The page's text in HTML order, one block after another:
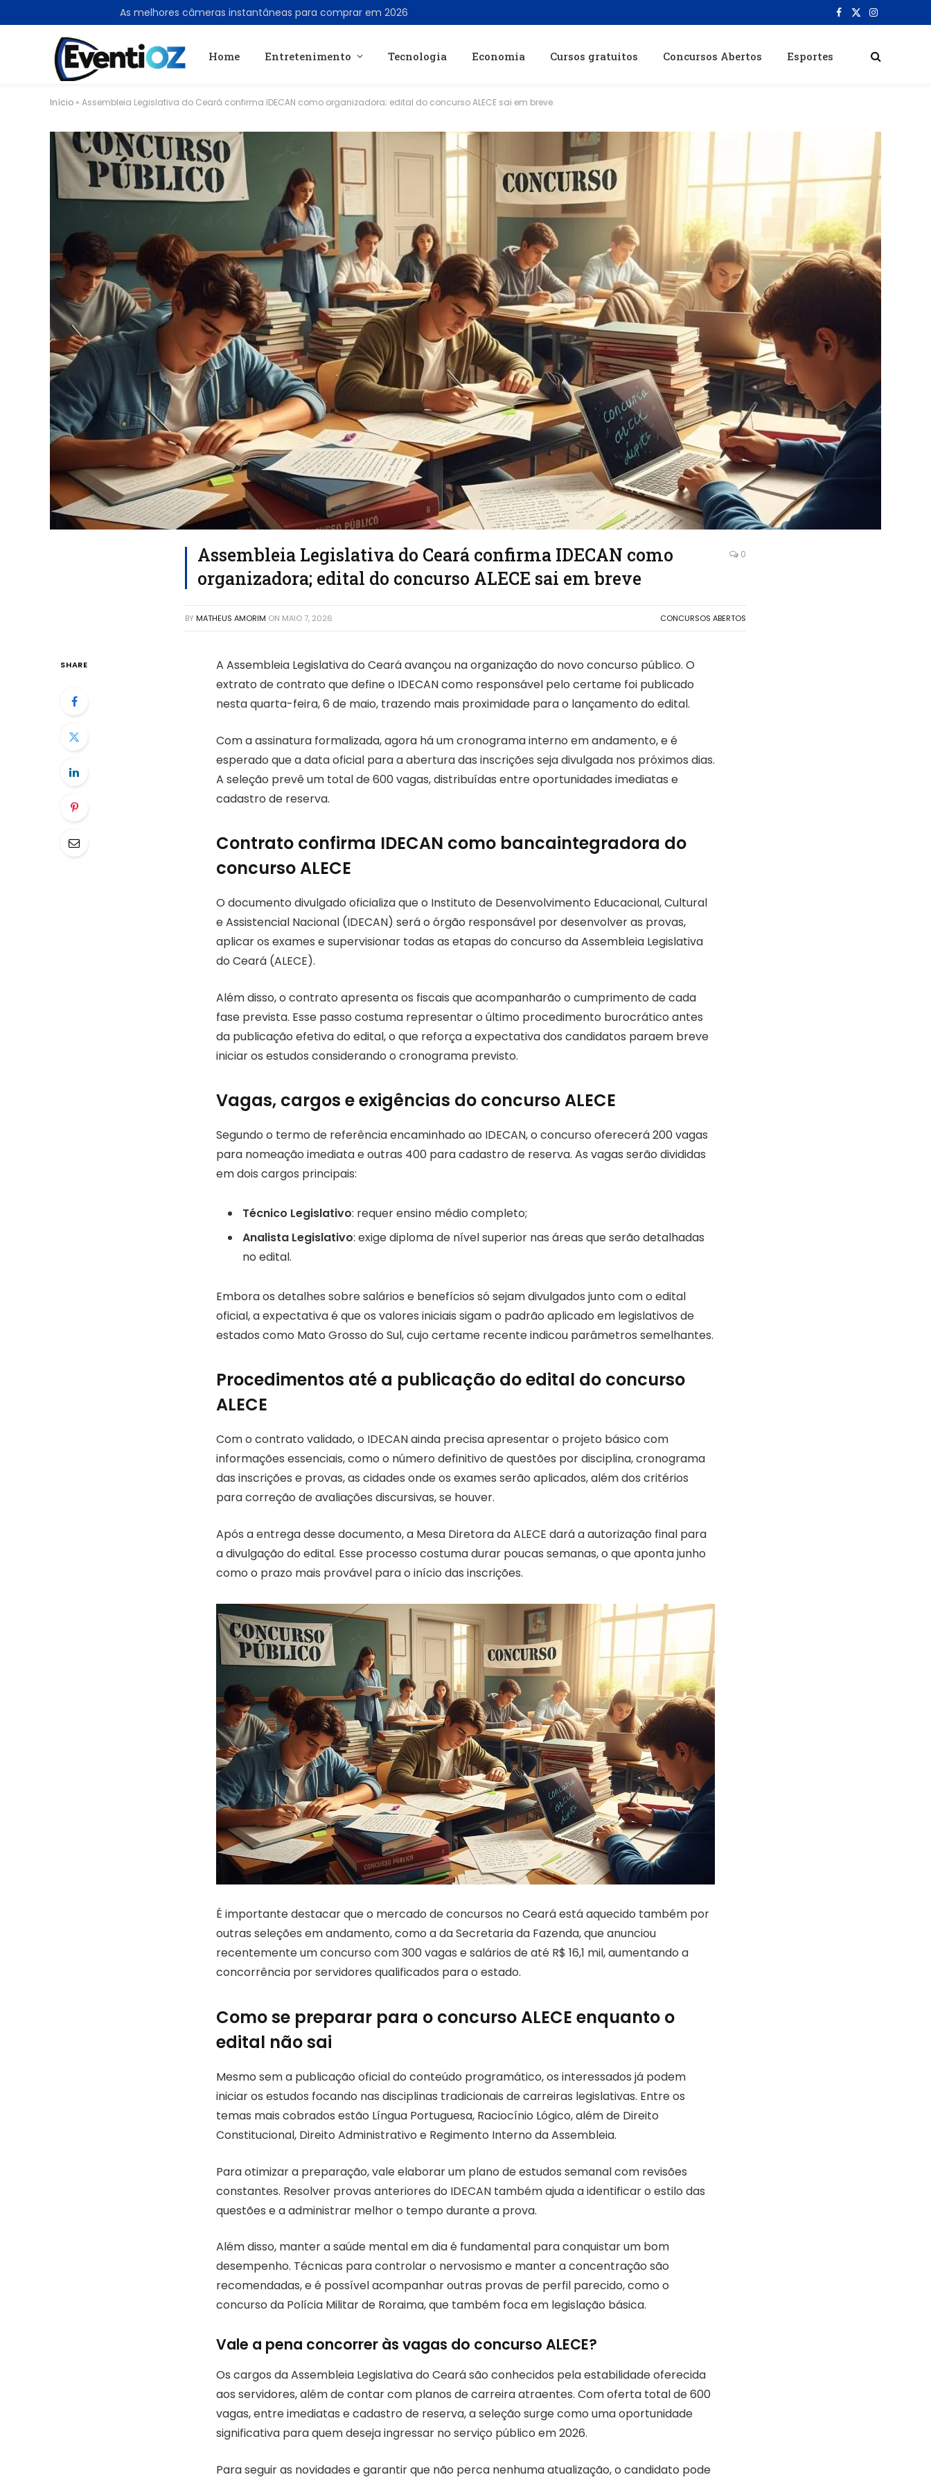
As melhores câmeras instantâneas para comprar em 2026 Facebook
X
Instagram
Home Entretenimento Tecnologia Economia Cursos gratuitos Concursos Abertos Esportes
Início » Assembleia Legislativa do Ceará confirma IDECAN como organizadora; edital do concurso ALECE sai em breve
Assembleia Legislativa do Ceará confirma IDECAN como
organizadora; edital do concurso ALECE sai em breve
0
BY MATHEUS AMORIM ON MAIO 7, 2026 CONCURSOS ABERTOS
SHARE
A Assembleia Legislativa do Ceará avançou na organização do novo concurso público. O
extrato de contrato que define o IDECAN como responsável pelo certame foi publicado
nesta quarta-feira, 6 de maio, trazendo mais proximidade para o lançamento do edital.
Com a assinatura formalizada, agora há um cronograma interno em andamento, e é
esperado que a data oficial para a abertura das inscrições seja divulgada nos próximos dias.
A seleção prevê um total de 600 vagas, distribuídas entre oportunidades imediatas e
cadastro de reserva.
Contrato confirma IDECAN como bancaintegradora do
concurso ALECE
O documento divulgado oficializa que o Instituto de Desenvolvimento Educacional, Cultural
e Assistencial Nacional (IDECAN) será o órgão responsável por desenvolver as provas,
aplicar os exames e supervisionar todas as etapas do concurso da Assembleia Legislativa
do Ceará (ALECE).
Além disso, o contrato apresenta os fiscais que acompanharão o cumprimento de cada
fase prevista. Esse passo costuma representar o último procedimento burocrático antes
da publicação efetiva do edital, o que reforça a expectativa dos candidatos paraem breve
iniciar os estudos considerando o cronograma previsto.
Vagas, cargos e exigências do concurso ALECE
Segundo o termo de referência encaminhado ao IDECAN, o concurso oferecerá 200 vagas
para nomeação imediata e outras 400 para cadastro de reserva. As vagas serão divididas
em dois cargos principais:
Técnico Legislativo: requer ensino médio completo;
Analista Legislativo: exige diploma de nível superior nas áreas que serão detalhadas
no edital.
Embora os detalhes sobre salários e benefícios só sejam divulgados junto com o edital
oficial, a expectativa é que os valores iniciais sigam o padrão aplicado em legislativos de
estados como Mato Grosso do Sul, cujo certame recente indicou parâmetros semelhantes.
Procedimentos até a publicação do edital do concurso
ALECE
Com o contrato validado, o IDECAN ainda precisa apresentar o projeto básico com
informações essenciais, como o número definitivo de questões por disciplina, cronograma
das inscrições e provas, as cidades onde os exames serão aplicados, além dos critérios
para correção de avaliações discursivas, se houver.
Após a entrega desse documento, a Mesa Diretora da ALECE dará a autorização final para
a divulgação do edital. Esse processo costuma durar poucas semanas, o que aponta junho
como o prazo mais provável para o início das inscrições.
É importante destacar que o mercado de concursos no Ceará está aquecido também por
outras seleções em andamento, como a da Secretaria da Fazenda, que anunciou
recentemente um concurso com 300 vagas e salários de até R$ 16,1 mil, aumentando a
concorrência por servidores qualificados para o estado.
Como se preparar para o concurso ALECE enquanto o
edital não sai
Mesmo sem a publicação oficial do conteúdo programático, os interessados já podem
iniciar os estudos focando nas disciplinas tradicionais de carreiras legislativas. Entre os
temas mais cobrados estão Língua Portuguesa, Raciocínio Lógico, além de Direito
Constitucional, Direito Administrativo e Regimento Interno da Assembleia.
Para otimizar a preparação, vale elaborar um plano de estudos semanal com revisões
constantes. Resolver provas anteriores do IDECAN também ajuda a identificar o estilo das
questões e a administrar melhor o tempo durante a prova.
Além disso, manter a saúde mental em dia é fundamental para conquistar um bom
desempenho. Técnicas para controlar o nervosismo e manter a concentração são
recomendadas, e é possível acompanhar outras provas de perfil parecido, como o
concurso da Polícia Militar de Roraima, que também foca em legislação básica.
Vale a pena concorrer às vagas do concurso ALECE?
Os cargos da Assembleia Legislativa do Ceará são conhecidos pela estabilidade oferecida
aos servidores, além de contar com planos de carreira atraentes. Com oferta total de 600
vagas, entre imediatas e cadastro de reserva, a seleção surge como uma oportunidade
significativa para quem deseja ingressar no serviço público em 2026.
Para seguir as novidades e garantir que não perca nenhuma atualização, o candidato pode